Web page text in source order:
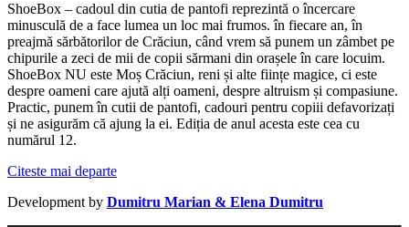
ShoeBox – cadoul din cutia de pantofi reprezintă o încercare
minusculă de a face lumea un loc mai frumos. în fiecare an, în
preajmă sărbătorilor de Crăciun, când vrem să punem un zâmbet pe
chipurile a zeci de mii de copii sărmani din orașele în care locuim.
ShoeBox NU este Moș Crăciun, reni și alte ființe magice, ci este
despre oameni care ajută alți oameni, despre altruism și compasiune.
Practic, punem în cutii de pantofi, cadouri pentru copiii defavorizați
și ne asigurăm că ajung la ei. Ediția de anul acesta este cea cu
numărul 12.
Citeste mai departe
Development by Dumitru Marian & Elena Dumitru